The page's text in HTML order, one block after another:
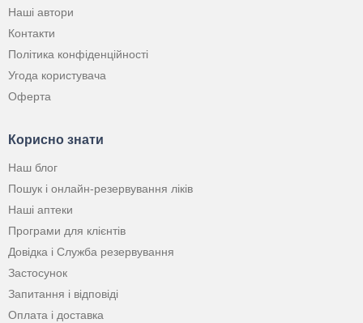
Наші автори
Контакти
Політика конфіденційності
Угода користувача
Оферта
Корисно знати
Наш блог
Пошук і онлайн-резервування ліків
Наші аптеки
Програми для клієнтів
Довідка і Служба резервування
Застосунок
Запитання і відповіді
Оплата і доставка